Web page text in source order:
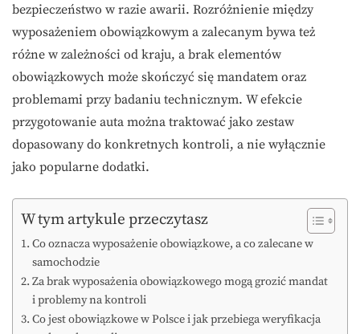
bezpieczeństwo w razie awarii. Rozróżnienie między
wyposażeniem obowiązkowym a zalecanym bywa też
różne w zależności od kraju, a brak elementów
obowiązkowych może skończyć się mandatem oraz
problemami przy badaniu technicznym. W efekcie
przygotowanie auta można traktować jako zestaw
dopasowany do konkretnych kontroli, a nie wyłącznie
jako popularne dodatki.
W tym artykule przeczytasz
Co oznacza wyposażenie obowiązkowe, a co zalecane w
samochodzie
Za brak wyposażenia obowiązkowego mogą grozić mandat
i problemy na kontroli
Co jest obowiązkowe w Polsce i jak przebiega weryfikacja